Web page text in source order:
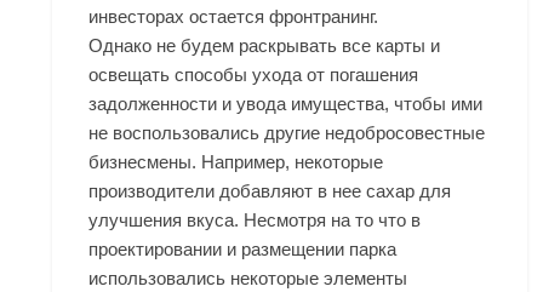
инвесторах остается фронтранинг.
Однако не будем раскрывать все карты и
освещать способы ухода от погашения
задолженности и увода имущества, чтобы ими
не воспользовались другие недобросовестные
бизнесмены. Например, некоторые
производители добавляют в нее сахар для
улучшения вкуса. Несмотря на то что в
проектировании и размещении парка
использовались некоторые элементы